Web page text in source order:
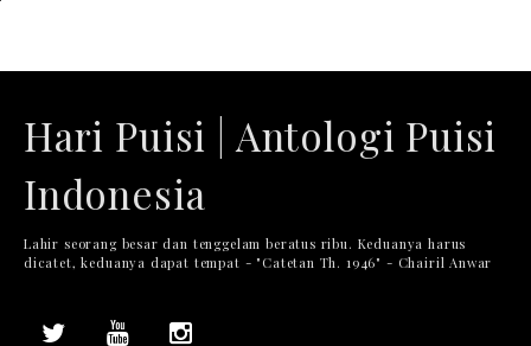
Hari Puisi | Antologi Puisi
Indonesia
Lahir seorang besar dan tenggelam beratus ribu. Keduanya harus
dicatet, keduanya dapat tempat - "Catetan Th. 1946" - Chairil Anwar